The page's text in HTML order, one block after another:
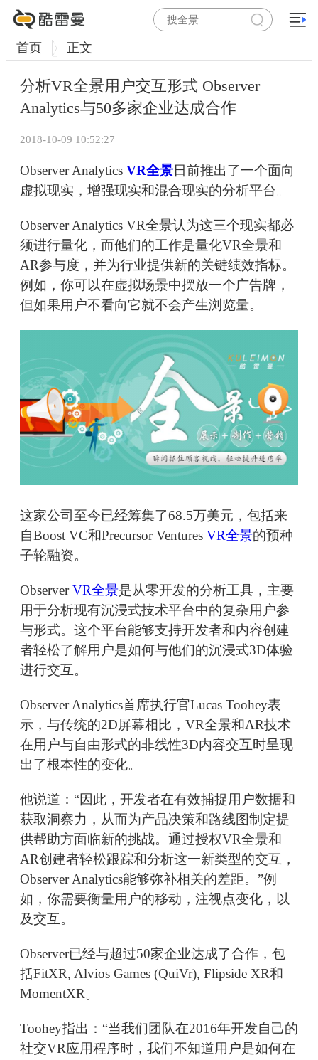
首页 正文
分析VR全景用户交互形式 Observer
Analytics与50多家企业达成合作
2018-10-09 10:52:27
Observer Analytics VR全景日前推出了一个面向
虚拟现实，增强现实和混合现实的分析平台。
Observer Analytics VR全景认为这三个现实都必
须进行量化，而他们的工作是量化VR全景和
AR参与度，并为行业提供新的关键绩效指标。
例如，你可以在虚拟场景中摆放一个广告牌，
但如果用户不看向它就不会产生浏览量。
这家公司至今已经筹集了68.5万美元，包括来
自Boost VC和Precursor Ventures VR全景的预种
子轮融资。
ObserverVR全景是从零开发的分析工具，主要
用于分析现有沉浸式技术平台中的复杂用户参
与形式。这个平台能够支持开发者和内容创建
者轻松了解用户是如何与他们的沉浸式3D体验
进行交互。
Observer Analytics首席执行官Lucas Toohey表
示，与传统的2D屏幕相比，VR全景和AR技术
在用户与自由形式的非线性3D内容交互时呈现
出了根本性的变化。
他说道：“因此，开发者在有效捕捉用户数据和
获取洞察力，从而为产品决策和路线图制定提
供帮助方面临新的挑战。通过授权VR全景和
AR创建者轻松跟踪和分析这一新类型的交互，
Observer Analytics能够弥补相关的差距。”例
如，你需要衡量用户的移动，注视点变化，以
及交互。
Observer已经与超过50家企业达成了合作，包
括FitXR, Alvios Games (QuiVr), Flipside XR和
MomentXR。
Toohey指出：“当我们团队在2016年开发自己的
社交VR应用程序时，我们不知道用户是如何在